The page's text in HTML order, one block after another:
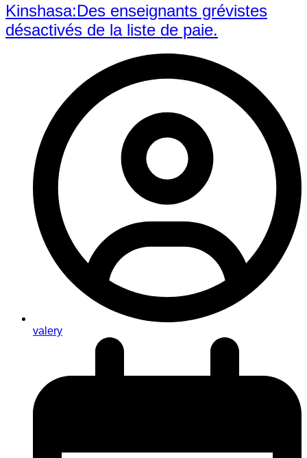
Kinshasa:Des enseignants grévistes
désactivés de la liste de paie.
valery